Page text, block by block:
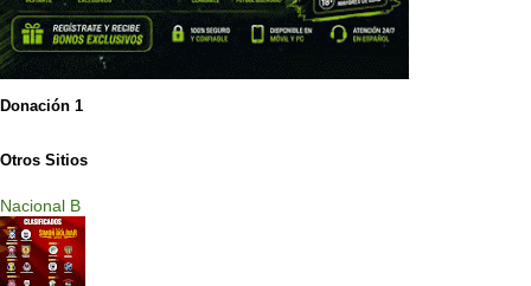
Donación 1
Otros Sitios
Nacional B